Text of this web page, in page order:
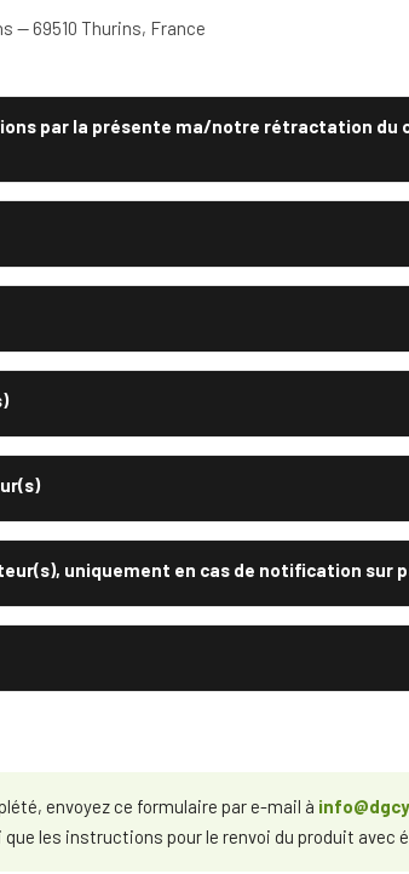
— 69510 Thurins, France
par la présente ma/notre rétractation du
uniquement en cas de notification sur
envoyez ce formulaire par e-mail à
les instructions pour le renvoi du produit avec